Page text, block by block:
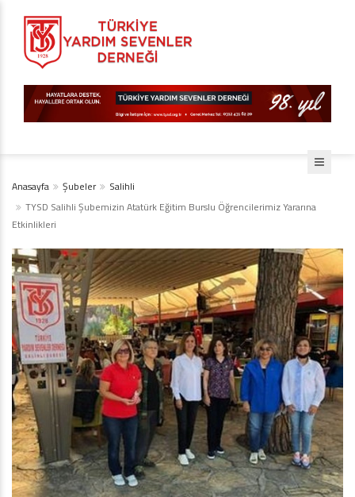
Anasayfa Şubeler
Salihli
TYSD Salihli Şubemizin Atatürk Eğitim Burslu Öğrencilerimiz Yararına
Etkinlikleri